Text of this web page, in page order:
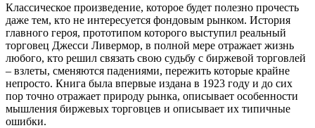
Классическое произведение, которое будет полезно прочесть
даже тем, кто не интересуется фондовым рынком. История
главного героя, прототипом которого выступил реальный
торговец Джесси Ливермор, в полной мере отражает жизнь
любого, кто решил связать свою судьбу с биржевой торговлей
– взлеты, сменяются падениями, пережить которые крайне
непросто. Книга была впервые издана в 1923 году и до сих
пор точно отражает природу рынка, описывает особенности
мышления биржевых торговцев и описывает их типичные
ошибки.